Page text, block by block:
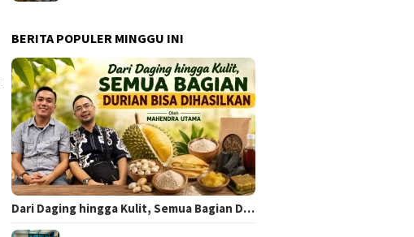
BERITA POPULER MINGGU INI
Dari Daging hingga Kulit, Semua Bagian D…